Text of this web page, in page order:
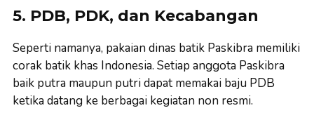
5. PDB, PDK, dan Kecabangan
Seperti namanya, pakaian dinas batik Paskibra memiliki
corak batik khas Indonesia. Setiap anggota Paskibra
baik putra maupun putri dapat memakai baju PDB
ketika datang ke berbagai kegiatan non resmi.